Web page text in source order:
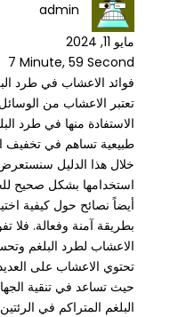
admin
مايو 11, 2024
7 Minute, 59 Second
فوائد الاعشاب في طرد
تعتبر الاعشاب من
الاستفادة منها في طرد
طبيعية تساهم في تخفيف
خلال هذا الدليل
استخدامها بشكل صحيح
أيضاً نصائح حول كيفية
بطريقة آمنة وفعالة. فلا
الاعشاب لطرد البلغم
تحتوي الاعشاب على
حيث تساعد في تنقية
البلغم المتراكم في